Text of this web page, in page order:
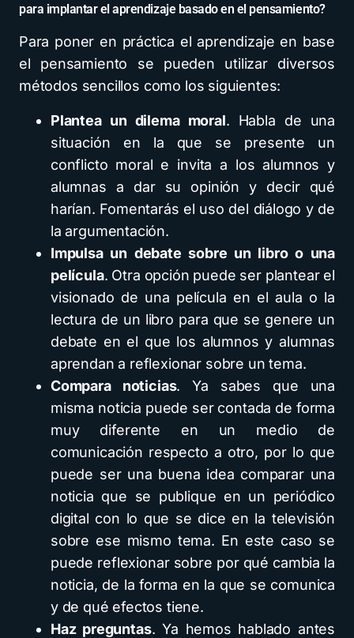
para implantar el aprendizaje basado en el pensamiento?
Para poner en práctica el aprendizaje en base
el pensamiento se pueden utilizar diversos
métodos sencillos como los siguientes:
Plantea un dilema moral. Habla de una
situación en la que se presente un
conflicto moral e invita a los alumnos y
alumnas a dar su opinión y decir qué
harían. Fomentarás el uso del diálogo y de
la argumentación.
Impulsa un debate sobre un libro o una
película. Otra opción puede ser plantear el
visionado de una película en el aula o la
lectura de un libro para que se genere un
debate en el que los alumnos y alumnas
aprendan a reflexionar sobre un tema.
Compara noticias. Ya sabes que una
misma noticia puede ser contada de forma
muy diferente en un medio de
comunicación respecto a otro, por lo que
puede ser una buena idea comparar una
noticia que se publique en un periódico
digital con lo que se dice en la televisión
sobre ese mismo tema. En este caso se
puede reflexionar sobre por qué cambia la
noticia, de la forma en la que se comunica
y de qué efectos tiene.
Haz preguntas. Ya hemos hablado antes